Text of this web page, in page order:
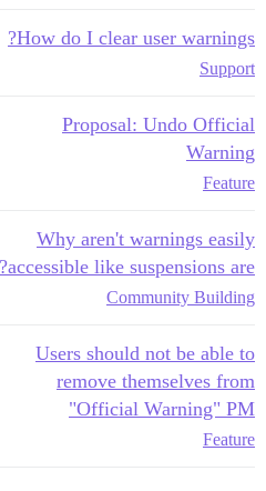
How do I clear user warnings?
Support
Proposal: Undo Official
Warning
Feature
Why aren't warnings easily
accessible like suspensions are?
Community Building
Users should not be able to
remove themselves from
"Official Warning" PM
Feature